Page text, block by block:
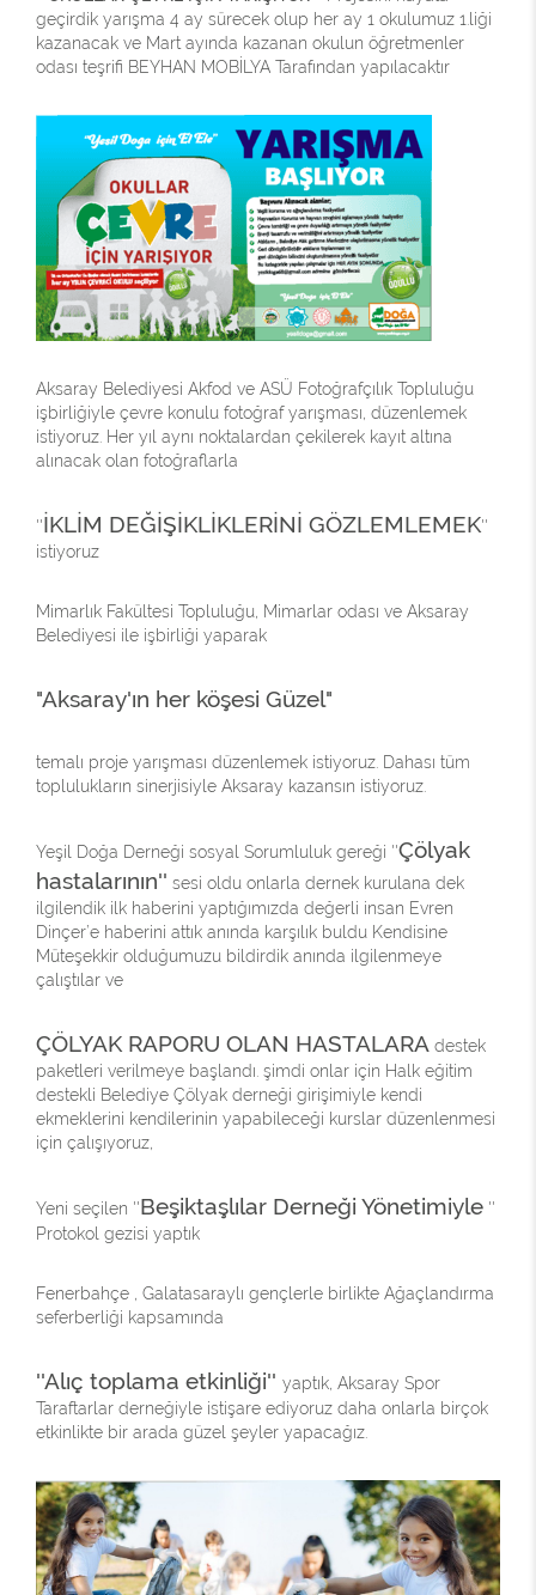
geçirdik yarışma 4 ay sürecek olup her ay 1 okulumuz 1.liği
kazanacak ve Mart ayında kazanan okulun öğretmenler
odası teşrifi BEYHAN MOBİLYA Tarafından yapılacaktır
Aksaray Belediyesi Akfod ve ASÜ Fotoğrafçılık Topluluğu
işbirliğiyle çevre konulu fotoğraf yarışması, düzenlemek
istiyoruz. Her yıl aynı noktalardan çekilerek kayıt altına
alınacak olan fotoğraflarla
''İKLİM DEĞİŞİKLİKLERİNİ GÖZLEMLEMEK''
istiyoruz
Mimarlık Fakültesi Topluluğu, Mimarlar odası ve Aksaray
Belediyesi ile işbirliği yaparak
"Aksaray'ın her köşesi Güzel"
temalı proje yarışması düzenlemek istiyoruz. Dahası tüm
toplulukların sinerjisiyle Aksaray kazansın istiyoruz.
Yeşil Doğa Derneği sosyal Sorumluluk gereği ''Çölyak
hastalarının'' sesi oldu onlarla dernek kurulana dek
ilgilendik ilk haberini yaptığımızda değerli insan Evren
Dinçer’e haberini attık anında karşılık buldu Kendisine
Müteşekkir olduğumuzu bildirdik anında ilgilenmeye
çalıştılar ve
ÇÖLYAK RAPORU OLAN HASTALARA destek
paketleri verilmeye başlandı. şimdi onlar için Halk eğitim
destekli Belediye Çölyak derneği girişimiyle kendi
ekmeklerini kendilerinin yapabileceği kurslar düzenlenmesi
için çalışıyoruz,
Yeni seçilen ''Beşiktaşlılar Derneği Yönetimiyle ''
Protokol gezisi yaptık
Fenerbahçe , Galatasaraylı gençlerle birlikte Ağaçlandırma
seferberliği kapsamında
''Alıç toplama etkinliği'' yaptık, Aksaray Spor
Taraftarlar derneğiyle istişare ediyoruz daha onlarla birçok
etkinlikte bir arada güzel şeyler yapacağız.